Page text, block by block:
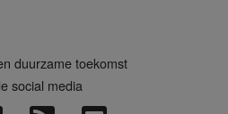
duurzame toekomst
social media